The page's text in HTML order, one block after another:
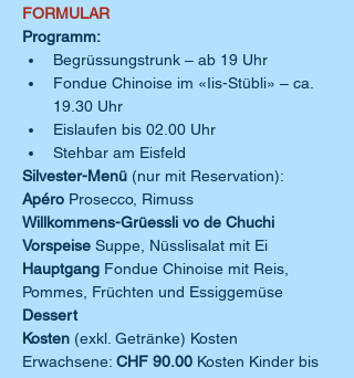
FORMULAR
Programm:
Begrüssungstrunk – ab 19 Uhr
Fondue Chinoise im «Iis-Stübli» – ca.
19.30 Uhr
Eislaufen bis 02.00 Uhr
Stehbar am Eisfeld
Silvester-Menü (nur mit Reservation):
Apéro Prosecco, Rimuss
Willkommens-Grüessli vo de Chuchi
Vorspeise Suppe, Nüsslisalat mit Ei
Hauptgang Fondue Chinoise mit Reis,
Pommes, Früchten und Essiggemüse
Dessert
Kosten (exkl. Getränke) Kosten
Erwachsene: CHF 90.00 Kosten Kinder bis